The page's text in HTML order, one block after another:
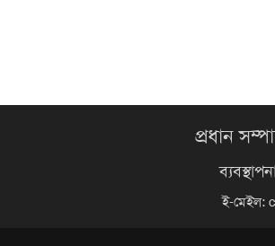
প্রধান
ই-মেইল: